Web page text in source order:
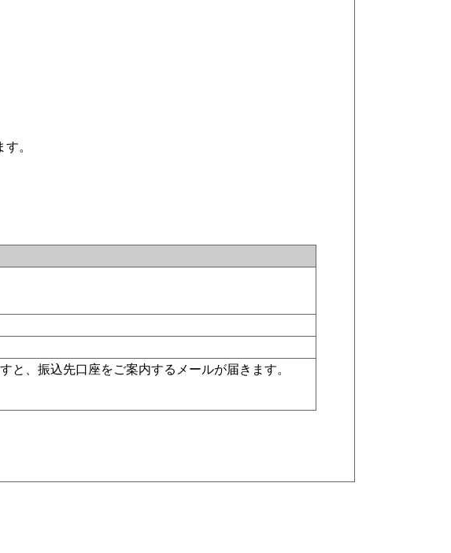
。
と、振込先口座をご案内するメールが届きます。